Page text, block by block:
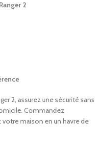
2
2, assurez une sécurité sans
Commandez
maison en un havre de